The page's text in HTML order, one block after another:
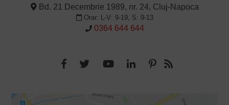
Bd. 21 Decembrie 1989, nr. 24, Cluj-Napoca
Orar: L-V: 9-19, S: 9-13
0364 644 644